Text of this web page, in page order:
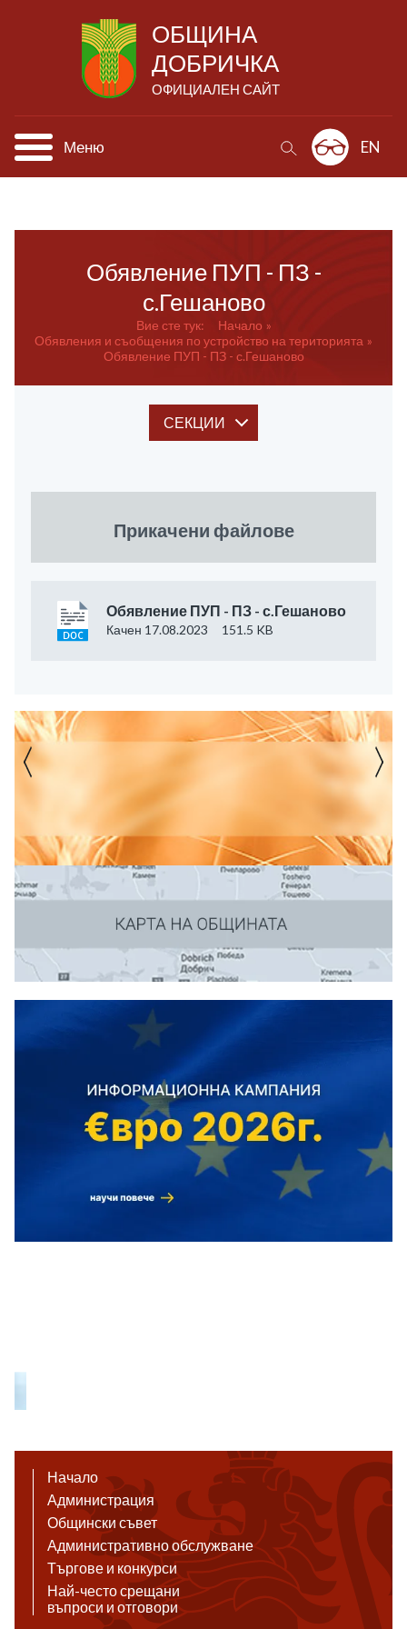
ОБЩИНА
ДОБРИЧКА
ОФИЦИАЛЕН САЙТ
Меню EN
Обявление ПУП - ПЗ -
с.Гешаново
Вие сте тук:
Начало
Обявления и съобщения по устройство на територията
Обявление ПУП - ПЗ - с.Гешаново
СЕКЦИИ
Прикачени файлове
Обявление ПУП - ПЗ - с.Гешаново
Качен 17.08.2023 151.5 KB
Начало
Администрация
Общински съвет
Административно обслужване
Търгове и конкурси
Най-често срещани
въпроси и отговори